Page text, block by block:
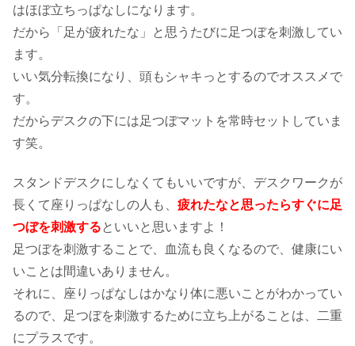
はほぼ立ちっぱなしになります。
だから「足が疲れたな」と思うたびに足つぼを刺激してい
ます。
いい気分転換になり、頭もシャキっとするのでオススメで
す。
だからデスクの下には足つぼマットを常時セットしていま
す笑。
スタンドデスクにしなくてもいいですが、デスクワークが
長くて座りっぱなしの人も、 疲れたなと思ったらすぐに足
つぼを刺激するといいと思いますよ！
足つぼを刺激することで、血流も良くなるので、健康にい
いことは間違いありません。
それに、座りっぱなしはかなり体に悪いことがわかってい
るので、足つぼを刺激するために立ち上がることは、二重
にプラスです。